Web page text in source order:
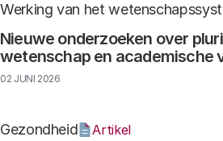
Nieuwe onderzoeken over
wetenschap en academische
Werking van het
02 JUNI 2026
Gezondheid Artikel